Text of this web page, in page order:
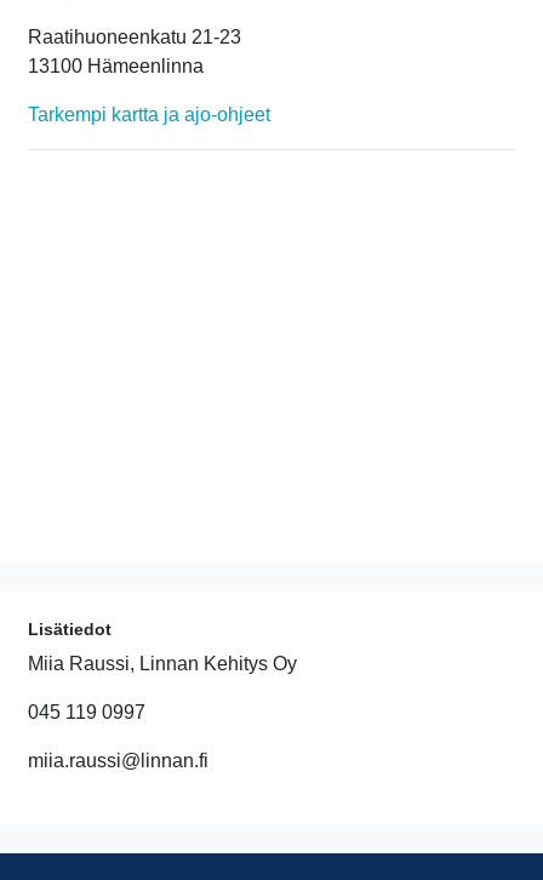
Raatihuoneenkatu 21-23
13100 Hämeenlinna
Tarkempi kartta ja ajo-ohjeet
Lisätiedot
Miia Raussi, Linnan Kehitys Oy
045 119 0997
miia.raussi@linnan.fi